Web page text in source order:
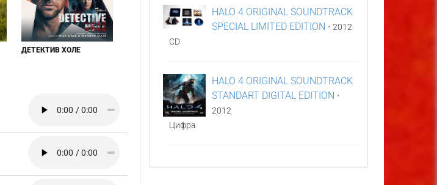
ДЕТЕКТИВ ХОЛЕ
HALO 4 ORIGINAL SOUNDTRACK
SPECIAL LIMITED EDITION • 2012
CD
HALO 4 ORIGINAL SOUNDTRACK
STANDART DIGITAL EDITION •
2012
Цифра